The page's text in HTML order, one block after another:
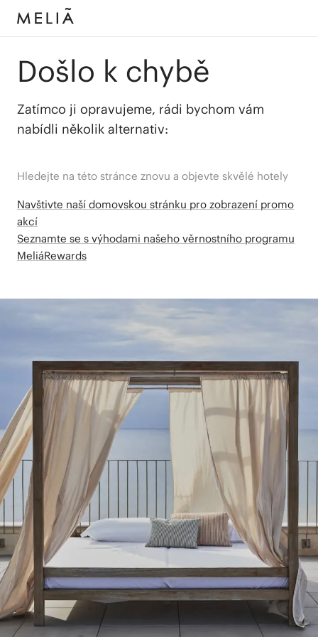
Došlo k chybě
Zatímco ji opravujeme, rádi bychom vám
nabídli několik alternativ:
Hledejte na této stránce znovu a objevte skvělé hotely
Navštivte naší domovskou stránku pro zobrazení promo
akcí
Seznamte se s výhodami našeho věrnostního programu
MeliáRewards